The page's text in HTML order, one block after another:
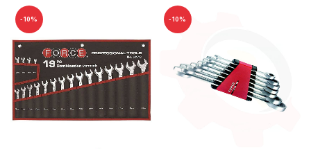
-10% -10%